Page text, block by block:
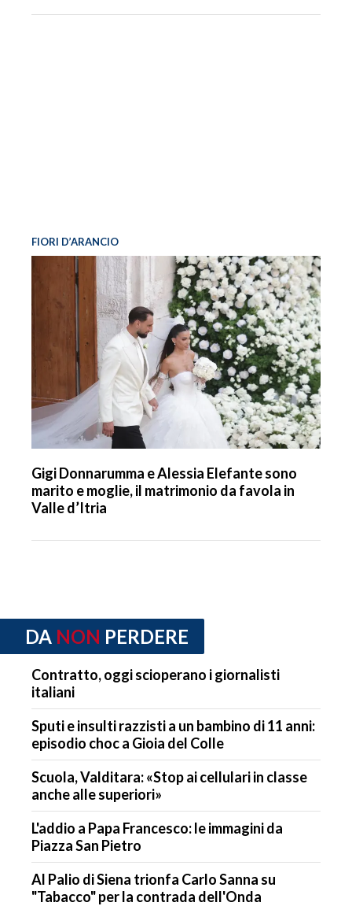
FIORI D’ARANCIO
Gigi Donnarumma e Alessia Elefante sono
marito e moglie, il matrimonio da favola in
Valle d’Itria
DA NON PERDERE
Contratto, oggi scioperano i giornalisti
italiani
Sputi e insulti razzisti a un bambino di 11 anni:
episodio choc a Gioia del Colle
Scuola, Valditara: «Stop ai cellulari in classe
anche alle superiori»
L'addio a Papa Francesco: le immagini da
Piazza San Pietro
Al Palio di Siena trionfa Carlo Sanna su
"Tabacco" per la contrada dell'Onda